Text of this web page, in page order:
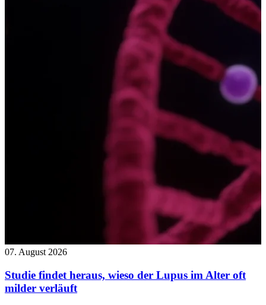
07. August 2026
Studie findet heraus, wieso der Lupus im Alter oft
milder verläuft